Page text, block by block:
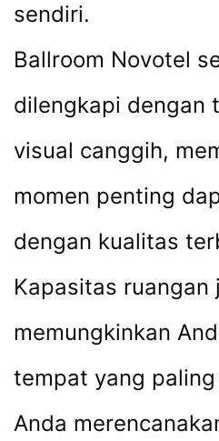
sendiri.
Ballroom Novotel
dilengkapi dengan
visual canggih,
momen penting
dengan kualitas
Kapasitas ruangan
memungkinkan
tempat yang
Anda